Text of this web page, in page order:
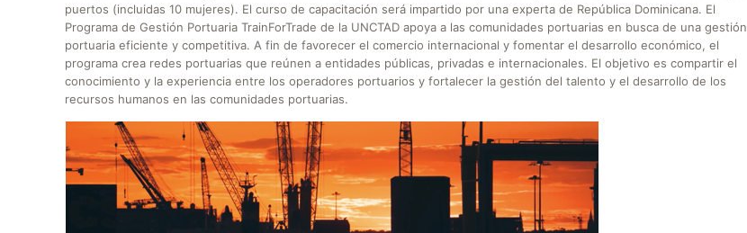
puertos (incluidas 10 mujeres). El curso de capacitación será impartido por una experta de República Dominicana. El
Programa de Gestión Portuaria TrainForTrade de la UNCTAD apoya a las comunidades portuarias en busca de una gestión
portuaria eficiente y competitiva. A fin de favorecer el comercio internacional y fomentar el desarrollo económico, el
programa crea redes portuarias que reúnen a entidades públicas, privadas e internacionales. El objetivo es compartir el
conocimiento y la experiencia entre los operadores portuarios y fortalecer la gestión del talento y el desarrollo de los
recursos humanos en las comunidades portuarias.